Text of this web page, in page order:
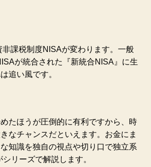
課税制度NISAが変わります。 一般
が統合された『新統合NISA』に生
追い風です。
たほうが圧倒的に有利ですから、時
なチャンスだといえます。 お金にま
知識を独自の視点や切り口で独立系
リーズで解説します。